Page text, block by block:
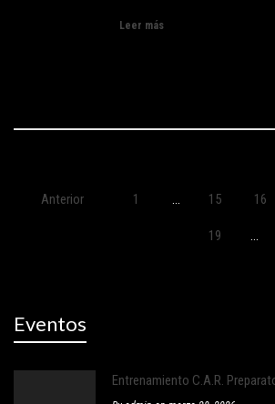
Leer más
Anterior 1 ... 15 16
19 ...
Eventos
Entrenamiento C.A.R.